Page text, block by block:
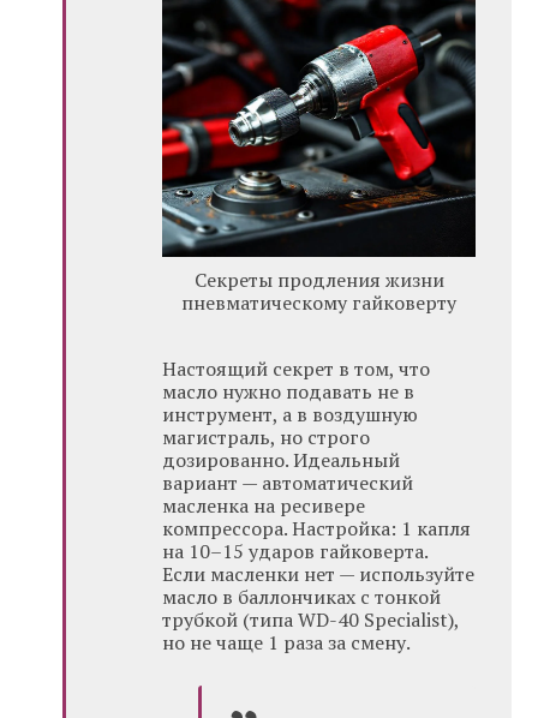
Секреты продления жизни
пневматическому гайковерту
Настоящий секрет в том, что
масло нужно подавать не в
инструмент, а в воздушную
магистраль, но строго
дозированно. Идеальный
вариант — автоматический
масленка на ресивере
компрессора. Настройка: 1 капля
на 10–15 ударов гайковерта.
Если масленки нет — используйте
масло в баллончиках с тонкой
трубкой (типа WD-40 Specialist),
но не чаще 1 раза за смену.